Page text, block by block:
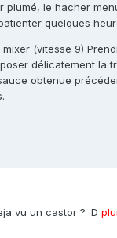
plumé, le hacher
quelques
(vitesse 9)
délicatement la
obtenue
vu un castor ? :D